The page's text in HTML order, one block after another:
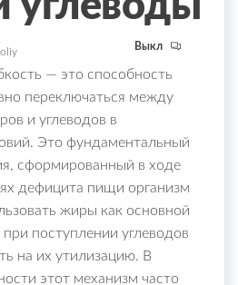
Выкл
— это способность
переключаться между
и углеводов в
Это фундаментальный
сформированный в ходе
дефицита пищи организм
жиры как основной
поступлении углеводов
на их утилизацию. В
этот механизм часто